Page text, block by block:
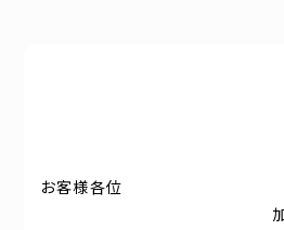
お客様各位